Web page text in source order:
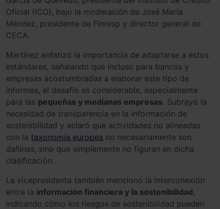
Oficial (ICO), bajo la moderación de José María
Méndez, presidente de Finresp y director general de
CECA.
Martínez enfatizó la importancia de adaptarse a estos
estándares, señalando que incluso para bancos y
empresas acostumbradas a elaborar este tipo de
informes, el desafío es considerable, especialmente
para las pequeñas y medianas empresas. Subrayó la
necesidad de transparencia en la información de
sostenibilidad y aclaró que actividades no alineadas
con la taxonomía europea no necesariamente son
dañinas, sino que simplemente no figuran en dicha
clasificación.
La vicepresidenta también mencionó la interconexión
entre la información financiera y la sostenibilidad,
indicando cómo los riesgos de sostenibilidad pueden